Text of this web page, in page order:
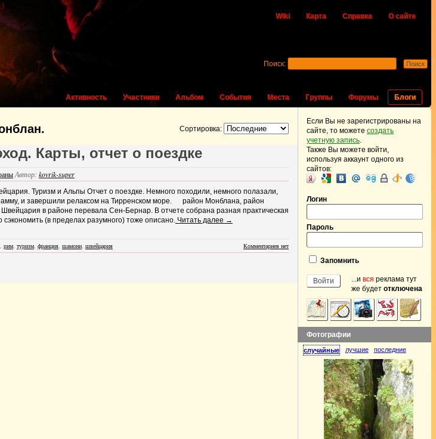
Wiki Карта Справка О сайте
Активность Участники Альбом События Места Группы Форумы Блоги
Поиск:
Сортировка:
Карты, отчет о поездке
Автор: kovrik-super
Туризм и Альпы Отчет о поездке. Немного походили, немного полазали,
и завершили релаксом на Тирренском море. район Монблана, район
в районе перевала Сен-Бернар. В отчете собрана разная практическая
(в пределах разумного) тоже описано. Читать далее →
, рим, туризм, франция, шамони, швейцария Комментариев нет
Если Вы не зарегистрированы на
сайте, то можете создать
учетную запись.
Также Вы можете войти,
используя аккаунт одного из
сайтов:
Логин
Пароль
Запомнить
...и вся реклама тут
же будет отключена
Фотографии
случайные лучшие последние